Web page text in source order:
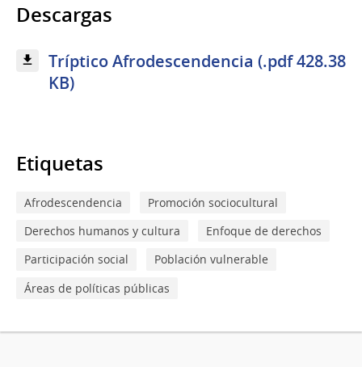
Descargas
Tríptico Afrodescendencia (.pdf 428.38
KB)
Etiquetas
Afrodescendencia
Promoción sociocultural
Derechos humanos y cultura
Enfoque de derechos
Participación social
Población vulnerable
Áreas de políticas públicas